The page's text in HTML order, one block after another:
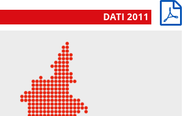
DATI 2011